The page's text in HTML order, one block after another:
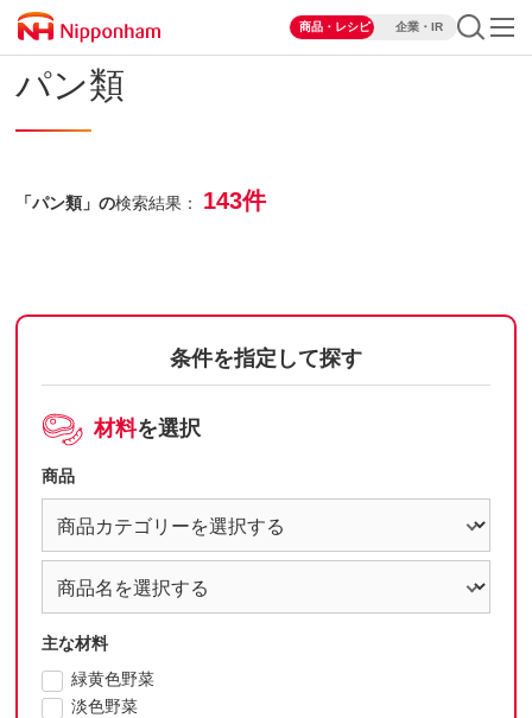
商品・レシピ 企業・IR
パン類
「パン類」の検索結果： 143件
条件を指定して探す
材料を選択
商品
主な材料
緑黄色野菜
淡色野菜